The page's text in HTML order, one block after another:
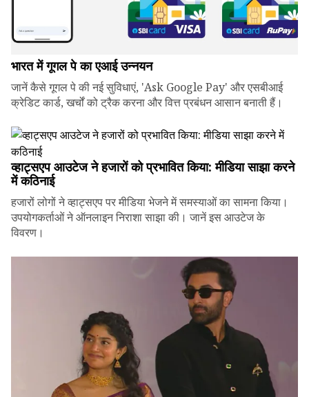
भारत में गूगल पे का एआई उन्नयन
जानें कैसे गूगल पे की नई सुविधाएं, 'Ask Google Pay' और एसबीआई
क्रेडिट कार्ड, खर्चों को ट्रैक करना और वित्त प्रबंधन आसान बनाती हैं।
व्हाट्सएप आउटेज ने हजारों को प्रभावित किया: मीडिया साझा करने
में कठिनाई
हजारों लोगों ने व्हाट्सएप पर मीडिया भेजने में समस्याओं का सामना किया।
उपयोगकर्ताओं ने ऑनलाइन निराशा साझा की। जानें इस आउटेज के
विवरण।